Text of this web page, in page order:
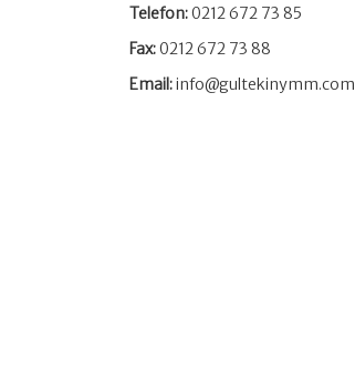
Telefon:0212 672 73 85
Fax:0212 672 73 88
Email:info@gultekinymm.com